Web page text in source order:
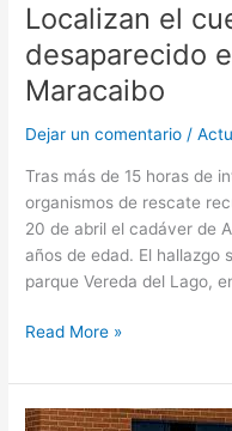
Localizan el
desaparecido
Maracaibo
Dejar un comentario /
Tras más de 15 horas de
organismos de rescate
20 de abril el cadáver de
años de edad. El hallazgo
parque Vereda del Lago,
Read More »
Inicia